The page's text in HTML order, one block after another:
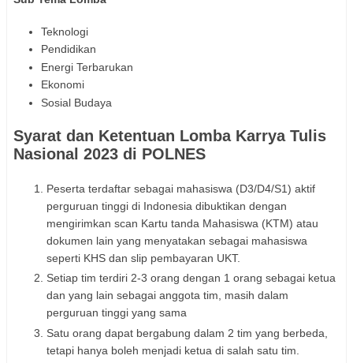
Teknologi
Pendidikan
Energi Terbarukan
Ekonomi
Sosial Budaya
Syarat dan Ketentuan Lomba Karrya Tulis
Nasional 2023 di POLNES
Peserta terdaftar sebagai mahasiswa (D3/D4/S1) aktif
perguruan tinggi di Indonesia dibuktikan dengan
mengirimkan scan Kartu tanda Mahasiswa (KTM) atau
dokumen lain yang menyatakan sebagai mahasiswa
seperti KHS dan slip pembayaran UKT.
Setiap tim terdiri 2-3 orang dengan 1 orang sebagai ketua
dan yang lain sebagai anggota tim, masih dalam
perguruan tinggi yang sama
Satu orang dapat bergabung dalam 2 tim yang berbeda,
tetapi hanya boleh menjadi ketua di salah satu tim.